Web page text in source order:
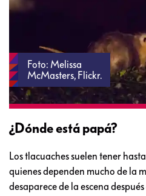
Foto: Melissa
McMasters, Flickr.
¿Dónde está papá?
Los tlacuaches suelen tener
quienes dependen mucho de la
desaparece de la escena